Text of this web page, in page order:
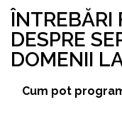
ÎNTREBĂRI
DESPRE
DOMENII
Cum pot